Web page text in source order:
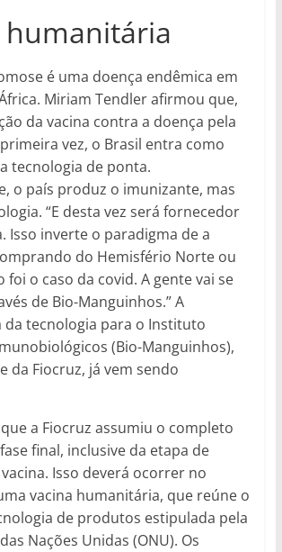
humanitária
é uma doença endêmica em
Miriam Tendler afirmou que,
da vacina contra a doença pela
vez, o Brasil entra como
tecnologia de ponta.
o país produz o imunizante, mas
“E desta vez será fornecedor
Isso inverte o paradigma de a
do Hemisfério Norte ou
foi o caso da covid. A gente vai se
de Bio-Manguinhos.” A
tecnologia para o Instituto
(Bio-Manguinhos),
da Fiocruz, já vem sendo
a Fiocruz assumiu o completo
final, inclusive da etapa de
Isso deverá ocorrer no
vacina humanitária, que reúne o
de produtos estipulada pela
Nações Unidas (ONU). Os